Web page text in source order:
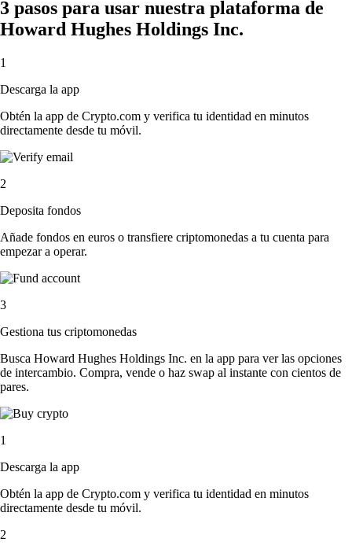
3 pasos para usar nuestra plataforma de
Howard Hughes Holdings Inc.
1
Descarga la app
Obtén la app de Crypto.com y verifica tu identidad en minutos
directamente desde tu móvil.
2
Deposita fondos
Añade fondos en euros o transfiere criptomonedas a tu cuenta para
empezar a operar.
3
Gestiona tus criptomonedas
Busca Howard Hughes Holdings Inc. en la app para ver las opciones
de intercambio. Compra, vende o haz swap al instante con cientos de
pares.
1
Descarga la app
Obtén la app de Crypto.com y verifica tu identidad en minutos
directamente desde tu móvil.
2